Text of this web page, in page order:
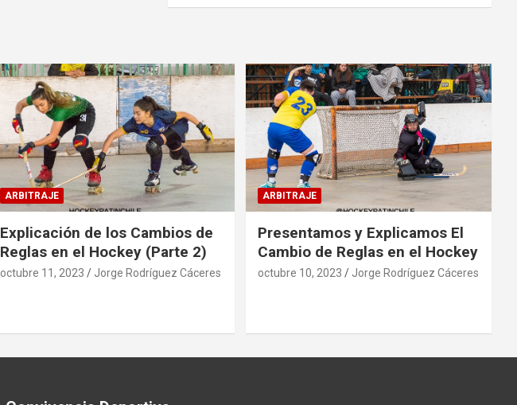
ARBITRAJE
Explicación de los Cambios de
Reglas en el Hockey (Parte 2)
octubre 11, 2023 Jorge Rodríguez Cáceres
ARBITRAJE
Presentamos y Explicamos El
Cambio de Reglas en el Hockey
octubre 10, 2023 Jorge Rodríguez Cáceres